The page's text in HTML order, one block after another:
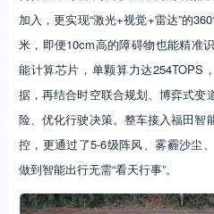
加入，更实现“激光+视觉+雷达”的
米，即便10cm高的障碍物也能精准
能计算芯片，单颗算力达254TOPS
据，再结合时空联合规划、博弈式变
险、优化行驶决策。整车接入福田智
控，更通过了5-6级阵风、雾霾沙尘
做到智能出行无需“看天行事”。